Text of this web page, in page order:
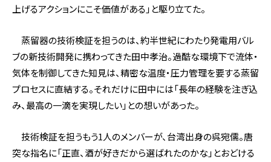
上げるアクションにこそ価値がある」と駆り立てた。
蒸留器の技術検証を担うのは、約半世紀にわたり発電用バル
ブの新技術開発に携わってきた田中孝治。過酷な環境下で流体・
気体を制御してきた知見は、精密な温度・圧力管理を要する蒸留
プロセスに直結する。それだけに田中には「長年の経験を注ぎ込
み、最高の一滴を実現したい」との想いがあった。
技術検証を担うもう1人のメンバーが、台湾出身の呉宛儒。唐
突な指名に「正直、酒が好きだから選ばれたのかな」とおどける